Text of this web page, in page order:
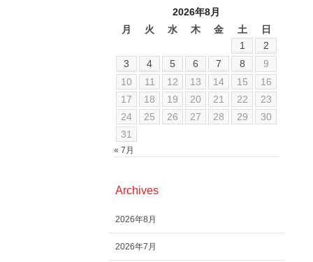
2026年8月
月
火 水 木 金 土
日
1
2
3
4 5 6 7 8
9
10
11 12 13 14 15
16
17
18 19 20 21 22
23
24
25 26 27 28 29
30
31
« 7月
Archives
2026年8月
2026年7月